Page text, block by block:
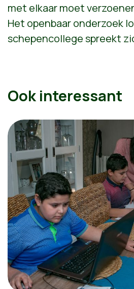
met elkaar moet
Het openbaar onderzoek
schepencollege spreekt
Ook interessant